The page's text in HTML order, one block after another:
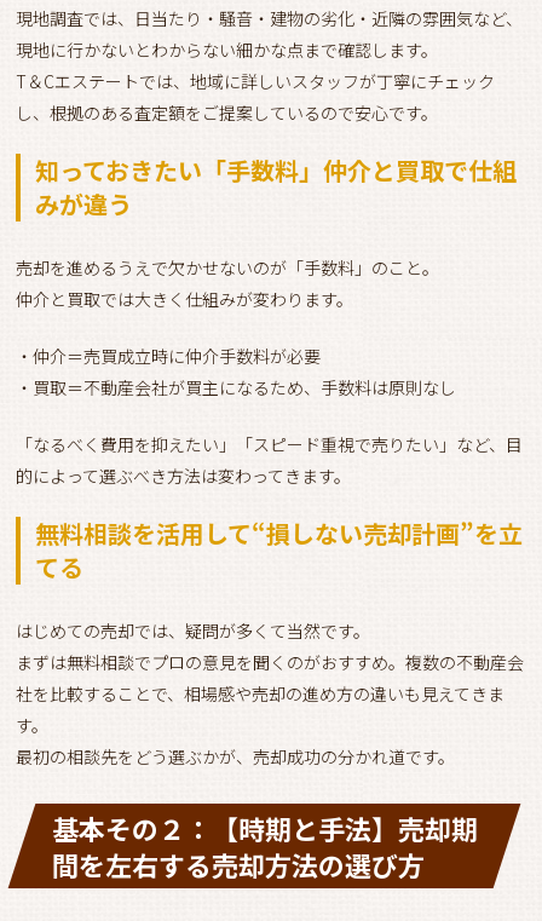
現地調査では、日当たり・騒音・建物の劣化・近隣の雰囲気など、
現地に行かないとわからない細かな点まで確認します。
T＆Cエステートでは、地域に詳しいスタッフが丁寧にチェック
し、根拠のある査定額をご提案しているので安心です。
知っておきたい「手数料」仲介と買取で仕組
みが違う
売却を進めるうえで欠かせないのが「手数料」のこと。
仲介と買取では大きく仕組みが変わります。
・仲介＝売買成立時に仲介手数料が必要
・買取＝不動産会社が買主になるため、手数料は原則なし
「なるべく費用を抑えたい」「スピード重視で売りたい」など、目
的によって選ぶべき方法は変わってきます。
無料相談を活用して“損しない売却計画”を立
てる
はじめての売却では、疑問が多くて当然です。
まずは無料相談でプロの意見を聞くのがおすすめ。複数の不動産会
社を比較することで、相場感や売却の進め方の違いも見えてきま
す。
最初の相談先をどう選ぶかが、売却成功の分かれ道です。
基本その２：【時期と手法】売却期
間を左右する売却方法の選び方